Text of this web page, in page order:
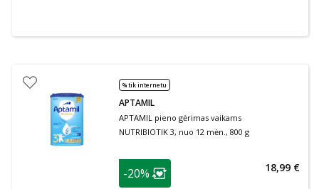
% tik internetu
APTAMIL
APTAMIL pieno gėrimas vaikams
NUTRIBIOTIK 3, nuo 12 mėn., 800 g
patarimas
Lojalumo klubo narių nuolaida
-20% 18,99 €